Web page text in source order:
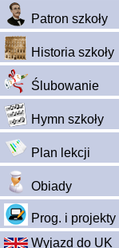
Patron szkoły
Historia szkoły
Ślubowanie
Hymn szkoły
Plan lekcji
Obiady
Prog. i projekty
Wyjazd do UK